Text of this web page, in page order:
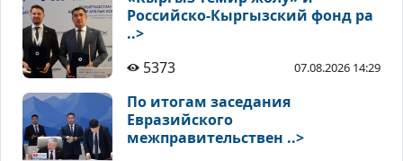
Российско-Кыргызский фонд ра
..>
5373
07.08.2026 14:29
По итогам заседания
Евразийского
межправительствен ..>